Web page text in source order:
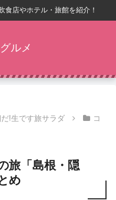
食店やホテル・旅館を紹介！
ルメ
!生です旅サラダ
コ
旅「島根・隠
め